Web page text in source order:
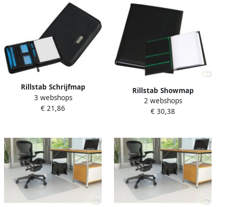
Rillstab Schrijfmap
Excellent de luxe A5
lederlook zwart
3 webshops
€ 21,86
Rillstab Showmap
Ambassadeur A4 3 kanaals
30-tassen zwart
2 webshops
€ 30,38